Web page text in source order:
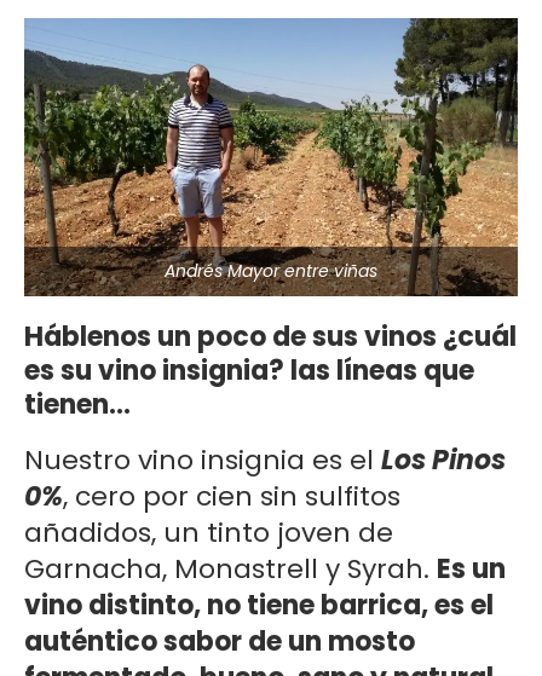
Andrés Mayor entre viñas
Háblenos un poco de sus vinos ¿cuál
es su vino insignia? las líneas que
tienen…
Nuestro vino insignia es el Los Pinos
0%, cero por cien sin sulfitos
añadidos, un tinto joven de
Garnacha, Monastrell y Syrah. Es un
vino distinto, no tiene barrica, es el
auténtico sabor de un mosto